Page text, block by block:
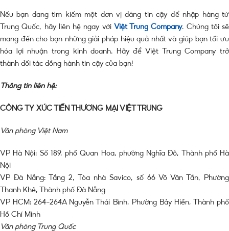
Nếu bạn đang tìm kiếm một đơn vị đáng tin cậy để nhập hàng từ
Trung Quốc, hãy liên hệ ngay với Việt Trung Company. Chúng tôi sẽ
mang đến cho bạn những giải pháp hiệu quả nhất và giúp bạn tối ưu
hóa lợi nhuận trong kinh doanh. Hãy để Việt Trung Company trở
thành đối tác đồng hành tin cậy của bạn!
Thông tin liên hệ:
CÔNG TY XÚC TIẾN THƯƠNG MẠI VIỆT TRUNG
Văn phòng Việt Nam
VP Hà Nội: Số 189, phố Quan Hoa, phường Nghĩa Đô, Thành phố Hà
Nội
VP Đà Nẵng: Tầng 2, Tòa nhà Savico, số 66 Võ Văn Tần, Phường
Thanh Khê, Thành phố Đà Nẵng
VP HCM: 264-264A Nguyễn Thái Bình, Phường Bảy Hiền, Thành phố
Hồ Chí Minh
Văn phòng Trung Quốc